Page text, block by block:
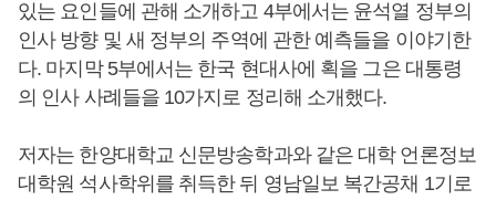
있는 요인들에 관해 소개하고 4부에서는 윤석열 정부의
인사 방향 및 새 정부의 주역에 관한 예측들을 이야기한
다. 마지막 5부에서는 한국 현대사에 획을 그은 대통령
의 인사 사례들을 10가지로 정리해 소개했다.
저자는 한양대학교 신문방송학과와 같은 대학 언론정보
대학원 석사학위를 취득한 뒤 영남일보 복간공채 1기로